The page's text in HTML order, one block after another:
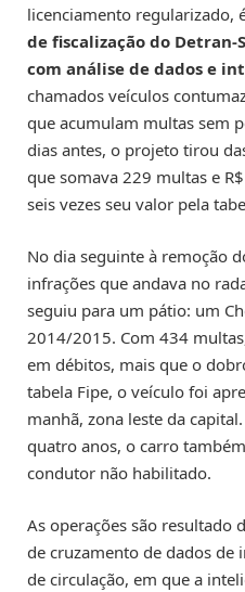
licenciamento regularizado,
de fiscalização do Detran-
com análise de dados e
chamados veículos
que acumulam multas sem
dias antes, o projeto tirou
que somava 229 multas e
seis vezes seu valor pela
No dia seguinte à remoção
infrações que andava no
seguiu para um pátio: um
2014/2015. Com 434
em débitos, mais que o
tabela Fipe, o veículo foi
manhã, zona leste da
quatro anos, o carro
condutor não habilitado.
As operações são resultado
de cruzamento de dados
de circulação, em que a